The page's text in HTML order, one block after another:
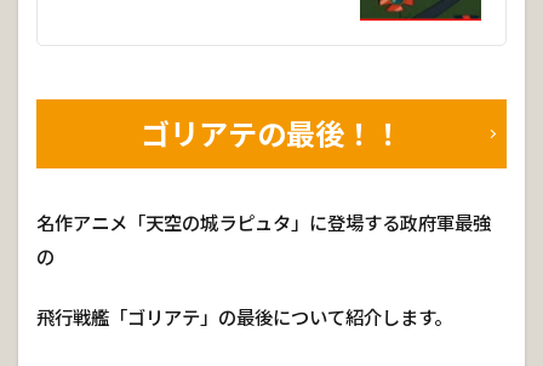
ゴリアテの最後！！
名作アニメ「天空の城ラピュタ」に登場する政府軍最強
の
飛行戦艦「ゴリアテ」の最後について紹介します。